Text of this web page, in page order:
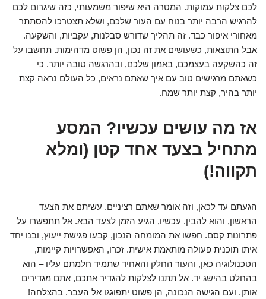
לכם צלקות עמוקות. המטרה היא שיפור משמעותי, כזה שיגרום לכם
להרגיש הרבה יותר בנוח עם העור שלכם, ושלא תצטרכו להסתתר
מאחורי איפור כבד. זה תהליך שדורש סבלנות, עקביות, והשקעה.
אבל התוצאות, כשעושים את זה נכון, הן פשוט מדהימות. תחשבו על
זה כהשקעה בעצמכם, באמון שלכם, ובהרגשה טובה יותר. כי
כשאתם מרגישים טוב עם איך שאתם נראים, כל העולם נראה קצת
יותר בהיר, קצת יותר שמח.
אז מה עושים עכשיו? המסע
מתחיל בצעד אחד קטן (ומלא
תקווה!)
הגעתם עד לכאן, וזה אומר שאתם רציניים. עשיתם את הצעד
הראשון, והוא להבין. עכשיו, הגיע הזמן לצעד הבא. אל תתפשרו על
פתרונות קסם. חפשו את המומחה הנכון, קבעו פגישת ייעוץ, ובנו יחד
איתו תוכנית פעולה מותאמת אישית. זכרו, האפשרויות קיימות,
הטכנולוגיה כאן, והעור החלק והאחיד שתמיד חלמתם עליו – הוא
בהחלט בהישג יד. אל תתנו לצלקות להגדיר אתכם, אתם מגדירים
אותן. ועם הגישה הנכונה, הן פשוט יתפוגגו אל העבר. בהצלחה!